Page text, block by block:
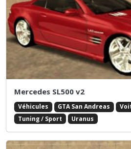
Mercedes SL500 v2
Véhicules GTA San Andreas
Tuning / Sport
Uranus